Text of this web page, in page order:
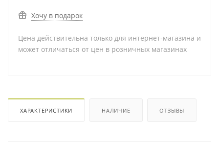
Хочу в подарок
Цена действительна только для интернет-магазина и
может отличаться от цен в розничных магазинах
ХАРАКТЕРИСТИКИ НАЛИЧИЕ ОТЗЫВЫ